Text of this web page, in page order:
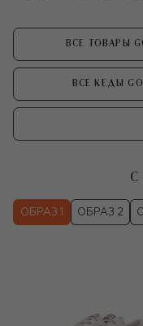
ВСЕ ТОВАРЫ
ВСЕ КЕДЫ
С
ОБРАЗ 1 ОБРАЗ 2